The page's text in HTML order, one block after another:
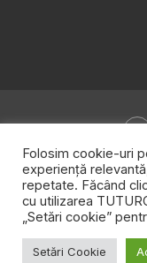
Despre noi
Folosim cookie-uri
experiență
repetate. Făcând
cu utilizarea
„Setări cookie”
Setări Cookie